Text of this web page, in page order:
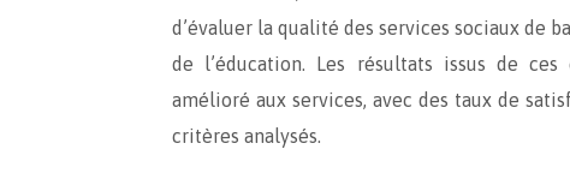
d’évaluer la qualité des services sociaux de
de l’éducation. Les résultats issus de
amélioré aux services, avec des taux de
critères analysés.